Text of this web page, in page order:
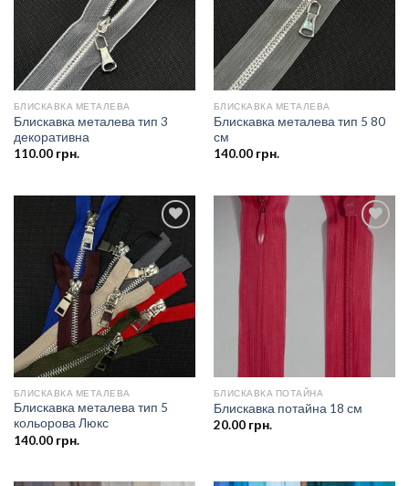
БЛИСКАВКА МЕТАЛЕВА
Блискавка металева тип 3
декоративна
110.00грн.
БЛИСКАВКА МЕТАЛЕВА
Блискавка металева тип 5 80
см
140.00грн.
Додати
до
списку
бажань
БЛИСКАВКА МЕТАЛЕВА
Блискавка металева тип 5
кольорова Люкс
140.00грн.
Додати
до
списку
бажань
БЛИСКАВКА ПОТАЙНА
Блискавка потайна 18 см
20.00грн.